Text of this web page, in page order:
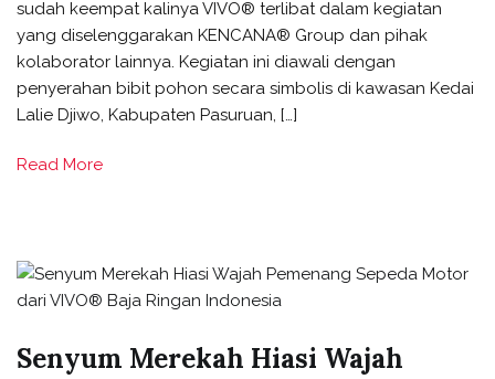
sudah keempat kalinya VIVO® terlibat dalam kegiatan
yang diselenggarakan KENCANA® Group dan pihak
kolaborator lainnya. Kegiatan ini diawali dengan
penyerahan bibit pohon secara simbolis di kawasan Kedai
Lalie Djiwo, Kabupaten Pasuruan, […]
Read More
Senyum Merekah Hiasi Wajah